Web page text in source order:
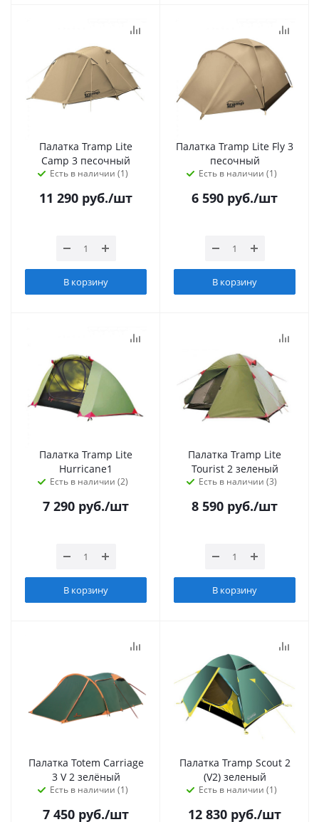
Палатка Tramp Lite
Camp 3 песочный
Есть в наличии (1)
11 290 руб./шт
В корзину
Палатка Tramp Lite Fly 3
песочный
Есть в наличии (1)
6 590 руб./шт
В корзину
Палатка Tramp Lite
Hurricane1
Есть в наличии (2)
7 290 руб./шт
В корзину
Палатка Tramp Lite
Tourist 2 зеленый
Есть в наличии (3)
8 590 руб./шт
В корзину
Палатка Totem Carriage
3 V 2 зелёный
Есть в наличии (1)
7 450 руб./шт
Палатка Tramp Scout 2
(V2) зеленый
Есть в наличии (1)
12 830 руб./шт